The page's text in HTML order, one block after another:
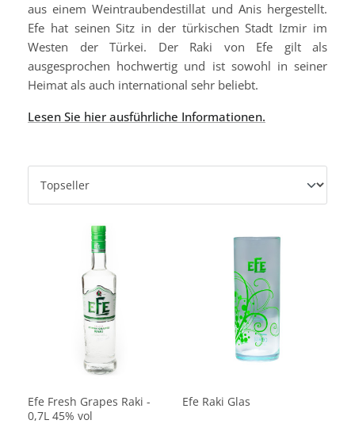
aus einem Weintraubendestillat und Anis hergestellt.
Efe hat seinen Sitz in der türkischen Stadt Izmir im
Westen der Türkei. Der Raki von Efe gilt als
ausgesprochen hochwertig und ist sowohl in seiner
Heimat als auch international sehr beliebt.
Lesen Sie hier ausführliche Informationen.
Efe Fresh Grapes Raki -
0,7L 45% vol
Efe Raki Glas